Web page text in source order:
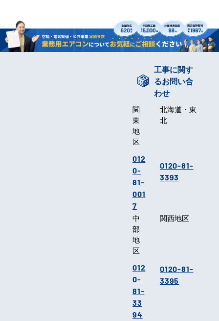
工事に関す
るお問い合
わせ
関
東
地
区
012
0-
81-
001
7
北海道・東
北
0120-81-
3393
中
部
地
区
012
0-
81-
33
94
関西地区
0120-81-
3395